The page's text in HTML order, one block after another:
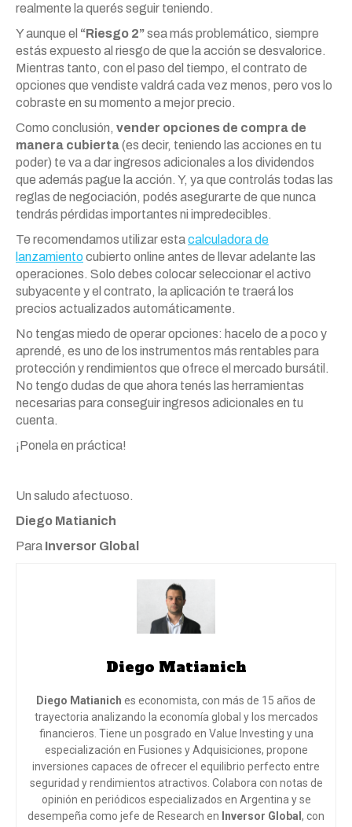
realmente la querés seguir teniendo.
Y aunque el “Riesgo 2”sea más problemático, siempre
estás expuesto al riesgo de que la acción se desvalorice.
Mientras tanto, con el paso del tiempo, el contrato de
opciones que vendiste valdrá cada vez menos, pero vos lo
cobraste en su momento a mejor precio.
Como conclusión, vender opciones de compra de
manera cubierta(es decir, teniendo las acciones en tu
poder) te va a dar ingresos adicionales a los dividendos
que además pague la acción. Y, ya que controlás todas las
reglas de negociación, podés asegurarte de que nunca
tendrás pérdidas importantes ni impredecibles.
Te recomendamos utilizar estacalculadora de
lanzamiento cubierto online antes de llevar adelante las
operaciones. Solo debes colocar seleccionar el activo
subyacente y el contrato, la aplicación te traerá los
precios actualizados automáticamente.
No tengas miedo de operar opciones: hacelo de a poco y
aprendé, es uno de los instrumentos más rentables para
protección y rendimientos que ofrece el mercado bursátil.
No tengo dudas de que ahora tenés las herramientas
necesarias para conseguir ingresos adicionales en tu
cuenta.
¡Ponela en práctica!
Un saludo afectuoso.
Diego Matianich
Para Inversor Global
Diego Matianich
Diego Matianich es economista, con más de 15 años de
trayectoria analizando la economía global y los mercados
financieros. Tiene un posgrado en Value Investing y una
especialización en Fusiones y Adquisiciones, propone
inversiones capaces de ofrecer el equilibrio perfecto entre
seguridad y rendimientos atractivos. Colabora con notas de
opinión en periódicos especializados en Argentina y se
desempeña como jefe de Research en Inversor Global , con